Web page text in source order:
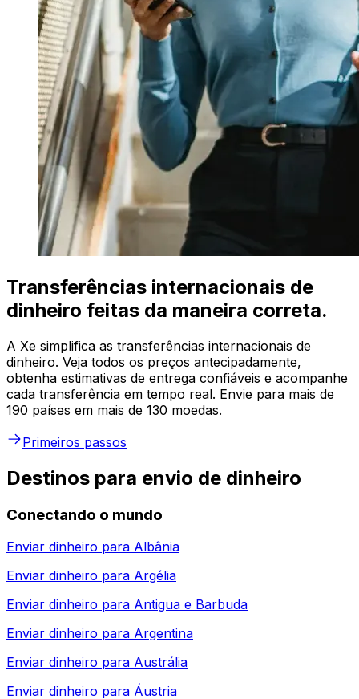
Transferências internacionais de
dinheiro feitas da maneira correta.
A Xe simplifica as transferências internacionais de
dinheiro. Veja todos os preços antecipadamente,
obtenha estimativas de entrega confiáveis e acompanhe
cada transferência em tempo real. Envie para mais de
190 países em mais de 130 moedas.
Primeiros passos
Destinos para envio de dinheiro
Conectando o mundo
Enviar dinheiro para Albânia
Enviar dinheiro para Argélia
Enviar dinheiro para Antigua e Barbuda
Enviar dinheiro para Argentina
Enviar dinheiro para Austrália
Enviar dinheiro para Áustria